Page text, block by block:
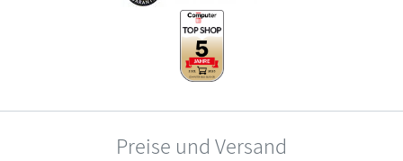
Preise und Versand